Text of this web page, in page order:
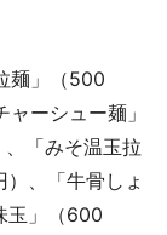
麺」（500
ーシュー麺」
「みそ温玉拉
、「牛骨しょ
玉」（600